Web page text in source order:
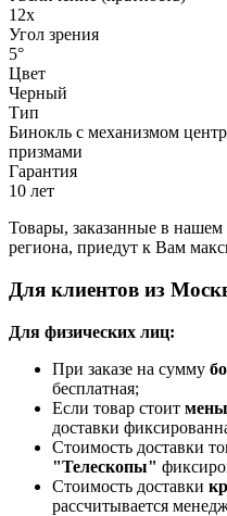
12х
Угол зрения
5°
Цвет
Черный
Тип
Бинокль с механизмом
призмами
Гарантия
10 лет
Товары, заказанные в нашем
региона, приедут к Вам
Для клиентов из
Для физических лиц:
При заказе на сумму
бесплатная;
Если товар стоит
доставки
Стоимость доставки
"Телескопы"
Стоимость доставки
рассчитывается